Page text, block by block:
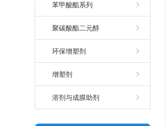
苯甲酸酯系列
聚碳酸酯二元醇
环保增塑剂
增塑剂
溶剂与成膜助剂